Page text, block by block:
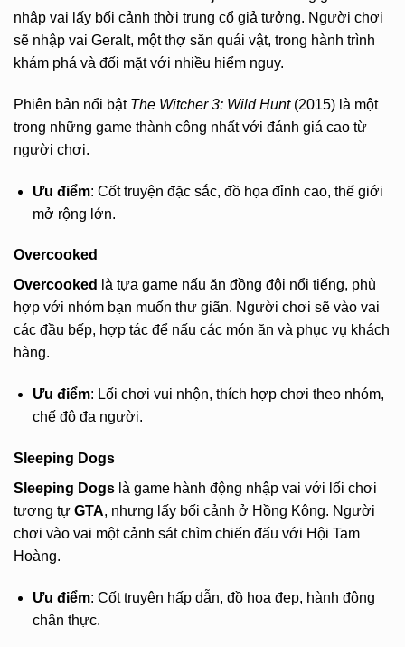
nhập vai lấy bối cảnh thời trung cổ giả tưởng. Người chơi
sẽ nhập vai Geralt, một thợ săn quái vật, trong hành trình
khám phá và đối mặt với nhiều hiểm nguy.
Phiên bản nổi bật The Witcher 3: Wild Hunt(2015) là một
trong những game thành công nhất với đánh giá cao từ
người chơi.
Ưu điểm: Cốt truyện đặc sắc, đồ họa đỉnh cao, thế giới
mở rộng lớn.
Overcooked
Overcooked
là tựa game nấu ăn đồng đội nổi tiếng, phù
hợp với nhóm bạn muốn thư giãn. Người chơi sẽ vào vai
các đầu bếp, hợp tác để nấu các món ăn và phục vụ khách
hàng.
Ưu điểm: Lối chơi vui nhộn, thích hợp chơi theo nhóm,
chế độ đa người.
Sleeping Dogs
Sleeping Dogs là game hành động nhập vai với lối chơi
tương tự GTA, nhưng lấy bối cảnh ở Hồng Kông. Người
chơi vào vai một cảnh sát chìm chiến đấu với Hội Tam
Hoàng.
Ưu điểm: Cốt truyện hấp dẫn, đồ họa đẹp, hành động
chân thực.